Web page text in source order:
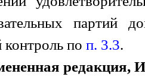
партий
контроль поп. 3.3.
редакция,